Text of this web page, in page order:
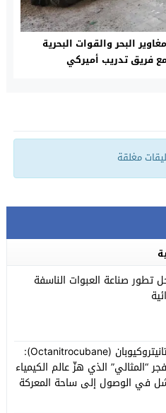
البحر والقوات البحرية
فريق تدريب أميركي
مغلقة
تطور صناعة العبوات الناسفة
أوكتانيتروكيوبان (Octanitrocubane):
“المثالي” الذي هزّ عالم الكيمياء
في الوصول إلى ساحة المعركة